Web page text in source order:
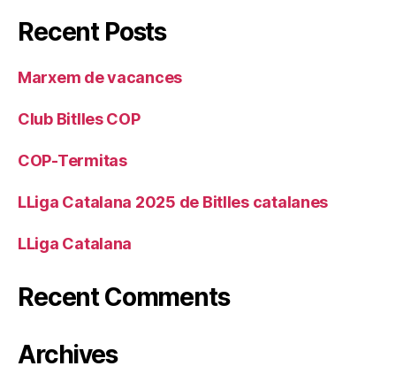
Recent Posts
Marxem de vacances
Club Bitlles COP
COP-Termitas
LLiga Catalana 2025 de Bitlles catalanes
LLiga Catalana
Recent Comments
Archives